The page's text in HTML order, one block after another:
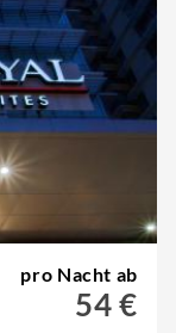
pro Nacht ab
54 €